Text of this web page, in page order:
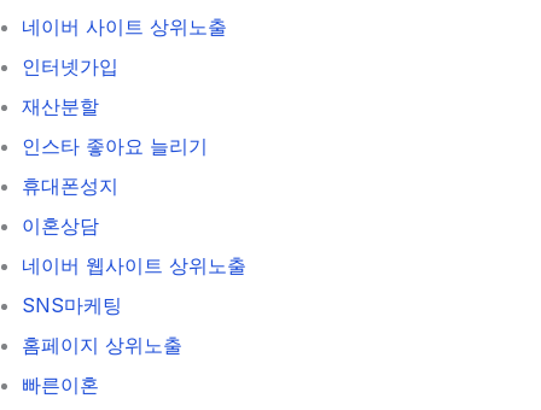
네이버 사이트 상위노출
인터넷가입
재산분할
인스타 좋아요 늘리기
휴대폰성지
이혼상담
네이버 웹사이트 상위노출
SNS마케팅
홈페이지 상위노출
빠른이혼